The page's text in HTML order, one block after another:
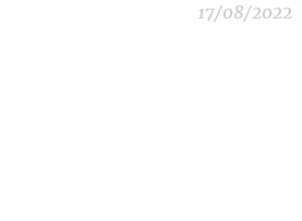
17/08/2022